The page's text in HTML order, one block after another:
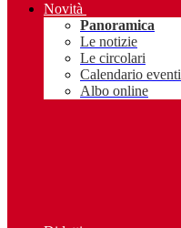
Novità
Panoramica
Le notizie
Le circolari
Calendario eventi
Albo online